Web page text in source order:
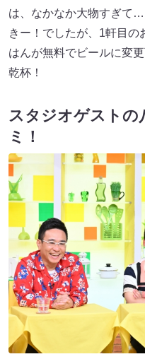
は、なかなか大物すぎて
きー！でしたが、1軒目
はんが無料でビールに変
乾杯！
スタジオゲストの
ミ！